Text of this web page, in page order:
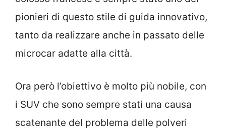
pionieri di questo stile di guida innovativo,
tanto da realizzare anche in passato delle
microcar adatte alla città.
Ora però l’obiettivo è molto più nobile, con
i SUV che sono sempre stati una causa
scatenante del problema delle polveri